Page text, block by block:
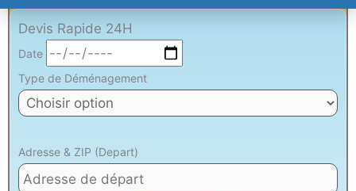
Devis Rapide 24H
Date
Type de Déménagement
Adresse & ZIP (Depart)